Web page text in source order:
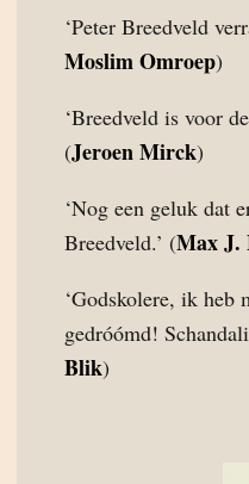
‘Peter Breedveld
Moslim Omroep)
‘Breedveld is voor
(Jeroen Mirck)
‘Nog een geluk dat
Breedveld.’ (Max J.
‘Godskolere, ik heb
gedróómd!
Blik)